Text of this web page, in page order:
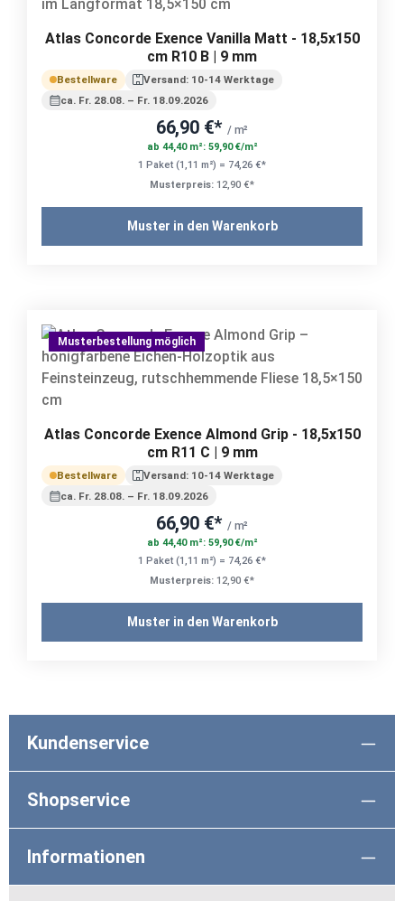
Atlas Concorde Exence Vanilla Matt - 18,5x150
cm R10 B | 9 mm
Bestellware
Versand: 10-14 Werktage
ca. Fr. 28.08. – Fr. 18.09.2026
66,90 €* / m²
ab 44,40 m²: 59,90 €/m²
1 Paket (1,11 m²) = 74,26 €*
Musterpreis: 12,90 €*
Muster in den Warenkorb
Musterbestellung möglich
Atlas Concorde Exence Almond Grip - 18,5x150
cm R11 C | 9 mm
Bestellware
Versand: 10-14 Werktage
ca. Fr. 28.08. – Fr. 18.09.2026
66,90 €* / m²
ab 44,40 m²: 59,90 €/m²
1 Paket (1,11 m²) = 74,26 €*
Musterpreis: 12,90 €*
Muster in den Warenkorb
Kundenservice
Shopservice
Informationen